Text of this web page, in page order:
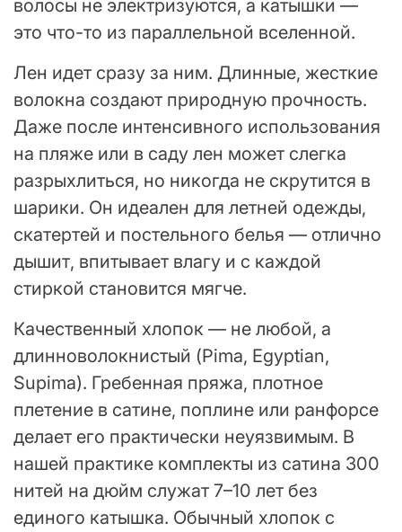
волосы не электризуются, а катышки —
это что-то из параллельной вселенной.
Лен идет сразу за ним. Длинные, жесткие
волокна создают природную прочность.
Даже после интенсивного использования
на пляже или в саду лен может слегка
разрыхлиться, но никогда не скрутится в
шарики. Он идеален для летней одежды,
скатертей и постельного белья — отлично
дышит, впитывает влагу и с каждой
стиркой становится мягче.
Качественный хлопок — не любой, а
длинноволокнистый (Pima, Egyptian,
Supima). Гребенная пряжа, плотное
плетение в сатине, поплине или ранфорсе
делает его практически неуязвимым. В
нашей практике комплекты из сатина 300
нитей на дюйм служат 7–10 лет без
единого катышка. Обычный хлопок с